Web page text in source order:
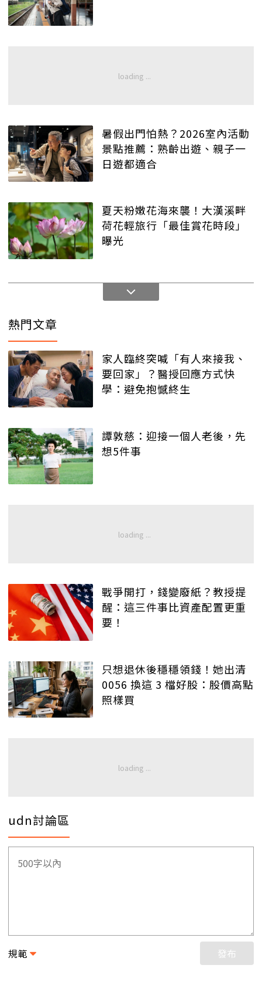
暑假出門怕熱？2026室內活動
景點推薦：熟齡出遊、親子一
日遊都適合
夏天粉嫩花海來襲！大漢溪畔
荷花輕旅行「最佳賞花時段」
曝光
熱門文章
家人臨終突喊「有人來接我、
要回家」？醫授回應方式快
學：避免抱憾終生
譚敦慈：迎接一個人老後，先
想5件事
戰爭開打，錢變廢紙？教授提
醒：這三件事比資產配置更重
要！
只想退休後穩穩領錢！她出清
0056 換這 3 檔好股：股價高點
照樣買
udn討論區
規範 發布